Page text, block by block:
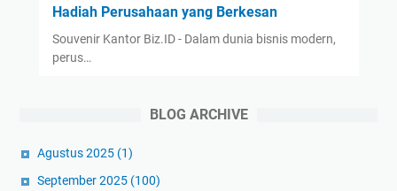
Hadiah Perusahaan yang Berkesan
Souvenir Kantor Biz.ID - Dalam dunia bisnis modern,
perus…
BLOG ARCHIVE
Agustus 2025 (1)
September 2025 (100)